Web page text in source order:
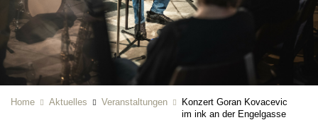
Home Aktuelles Veranstaltungen
Konzert Goran Kovacevic
im ink an der Engelgasse